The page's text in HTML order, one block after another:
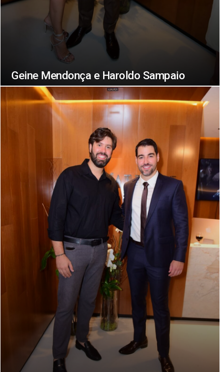
Geine Mendonça e Haroldo Sampaio